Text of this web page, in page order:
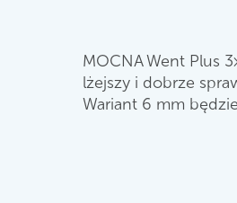
MOCNA Went Plus
lżejszy i dobrze
Wariant 6 mm